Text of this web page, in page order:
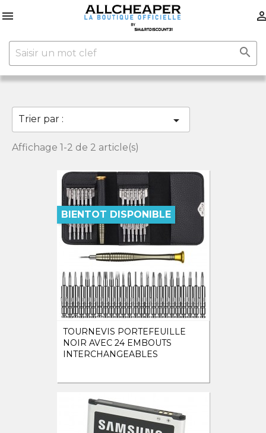


Trier par : 
Affichage 1-2 de 2 article(s)
TOURNEVIS PORTEFEUILLE
NOIR AVEC 24 EMBOUTS
INTERCHANGEABLES
BIENTOT DISPONIBLE